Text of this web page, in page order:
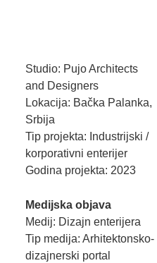
Studio: Pujo Architects
and Designers
Lokacija: Bačka Palanka,
Srbija
Tip projekta: Industrijski /
korporativni enterijer
Godina projekta: 2023
Medijska objava
Medij: Dizajn enterijera
Tip medija: Arhitektonsko-
dizajnerski portal